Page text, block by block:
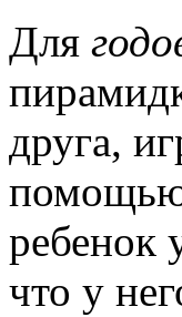
Для
друга,
помощью
ребенок
что у